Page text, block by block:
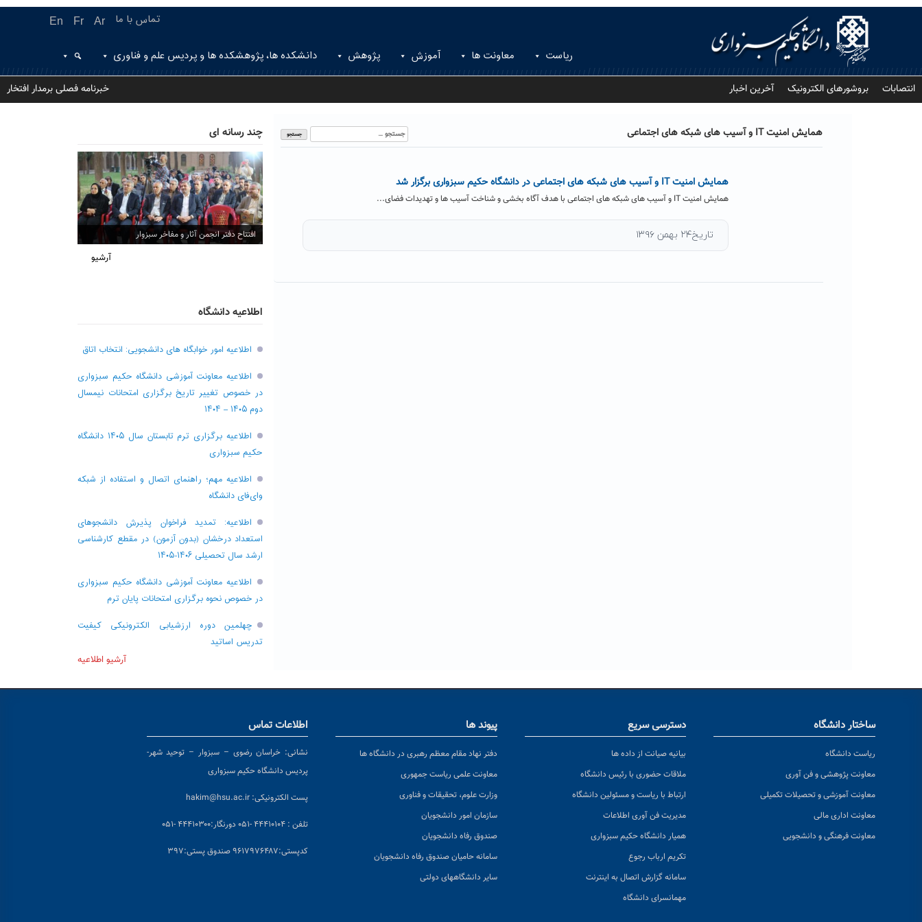
En Fr Ar تماس با ما
ریاست معاونت ها آموزش پژوهش دانشکده ها، پژوهشکده ها و پردیس علم و فناوری
انتصابات بروشورهای الکترونیک آخرین اخبار خبرنامه فصلی برمدار افتخار
همایش امنیت IT و آسیب های شبکه های اجتماعی
جستجو
برای:
همایش امنیت IT و آسیب های شبکه های اجتماعی در دانشگاه حکیم سبزواری برگزار شد
همایش امنیت IT و آسیب های شبکه های اجتماعی با هدف آگاه بخشی و شناخت آسیب ها و تهدیدات فضای...
تاریخ۲۴ بهمن ۱۳۹۶
چند رسانه ای
افتتاح دفتر انجمن آثار و مفاخر سبزوار
آرشیو
اطلاعیه دانشگاه
اطلاعیه امور خوابگاه های دانشجویی: انتخاب اتاق
اطلاعیه معاونت آموزشی دانشگاه حکیم سبزواری
در خصوص تغییر تاریخ برگزاری امتحانات نیمسال
دوم ۱۴۰۵ – ۱۴۰۴
اطلاعیه برگزاری ترم تابستان سال ۱۴۰۵ دانشگاه
حکیم سبزواری
اطلاعیه مهم؛ راهنمای اتصال و استفاده از شبکه
وای‌فای دانشگاه
اطلاعیه: تمدید فراخوان پذیرش دانشجو‌های
استعداد درخشان (بدون آزمون) در مقطع کارشناسی
ارشد سال تحصیلی ۱۴۰۶-۱۴۰۵
اطلاعیه معاونت آموزشی دانشگاه حکیم سبزواری
در خصوص نحوه برگزاری امتحانات پایان ترم
چهلمین دوره ارزشیابی الکترونیکی کیفیت
تدریس اساتید
آرشیو اطلاعیه
ساختار دانشگاه
ریاست دانشگاه
معاونت پژوهشی و فن آوری
معاونت آموزشی و تحصیلات تکمیلی
معاونت اداری مالی
معاونت فرهنگی و دانشجویی
دسترسی سریع
بیانیه صیانت از داده ها
ملاقات حضوری با رئیس دانشگاه
ارتباط با ریاست و مسئولین دانشگاه
مدیریت فن آوری اطلاعات
همیار دانشگاه حکیم سبزواری
تکریم ارباب رجوع
سامانه گزارش اتصال به اینترنت
مهمانسرای دانشگاه
پیوند ها
دفتر نهاد مقام معظم رهبری در دانشگاه ها
معاونت علمی ریاست جمهوری
وزارت علوم، تحقیقات و فناوری
سازمان امور دانشجویان
صندوق رفاه دانشجویان
سامانه حامیان صندوق رفاه دانشجویان
سایر دانشگاههای دولتی
اطلاعات تماس
نشانی: خراسان رضوی – سبزوار – توحید شهر-
پردیس دانشگاه حکیم سبزواری
پست الکترونیکی: hakim@hsu.ac.ir
تلفن : ۴۴۴۱۰۱۰۴ -۰۵۱ دورنگار:۴۴۴۱۰۳۰۰ -۰۵۱
کدپستی:۹۶۱۷۹۷۶۴۸۷ صندوق پستی:۳۹۷